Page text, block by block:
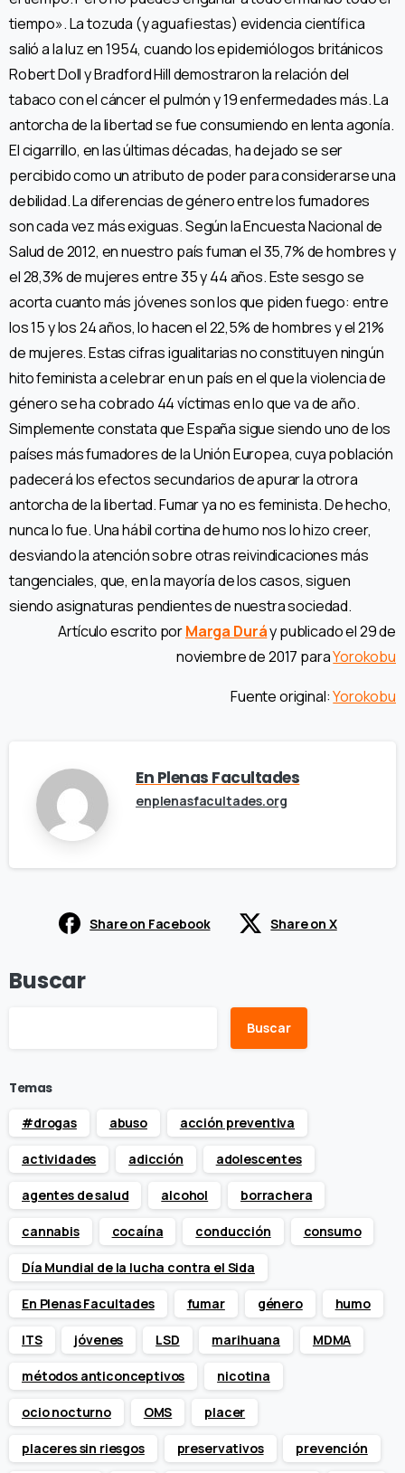
tiempo». La tozuda (y aguafiestas) evidencia científica
salió a la luz en 1954, cuando los epidemiólogos británicos
Robert Doll y Bradford Hill demostraron la relación del
tabaco con el cáncer el pulmón y 19 enfermedades más. La
antorcha de la libertad se fue consumiendo en lenta agonía.
El cigarrillo, en las últimas décadas, ha dejado se ser
percibido como un atributo de poder para considerarse una
debilidad. La diferencias de género entre los fumadores
son cada vez más exiguas. Según la Encuesta Nacional de
Salud de 2012, en nuestro país fuman el 35,7% de hombres y
el 28,3% de mujeres entre 35 y 44 años. Este sesgo se
acorta cuanto más jóvenes son los que piden fuego: entre
los 15 y los 24 años, lo hacen el 22,5% de hombres y el 21%
de mujeres. Estas cifras igualitarias no constituyen ningún
hito feminista a celebrar en un país en el que la violencia de
género se ha cobrado 44 víctimas en lo que va de año.
Simplemente constata que España sigue siendo uno de los
países más fumadores de la Unión Europea, cuya población
padecerá los efectos secundarios de apurar la otrora
antorcha de la libertad. Fumar ya no es feminista. De hecho,
nunca lo fue. Una hábil cortina de humo nos lo hizo creer,
desviando la atención sobre otras reivindicaciones más
tangenciales, que, en la mayoría de los casos, siguen
siendo asignaturas pendientes de nuestra sociedad.
Artículo escrito porMarga Duráy publicado el 29 de
noviembre de 2017 paraYorokobu
Fuente original:Yorokobu
En Plenas Facultades
enplenasfacultades.org
Share on Facebook Share on X
Buscar
Buscar
Temas
#drogas
abuso acción preventiva
actividades adicción adolescentes
agentes de salud alcohol borrachera
cannabis cocaína conducción consumo
Día Mundial de la lucha contra el Sida
En Plenas Facultades fumar género humo
ITS jóvenes LSD marihuana MDMA
métodos anticonceptivos nicotina
ocio nocturno OMS placer
placeres sin riesgos preservativos prevención